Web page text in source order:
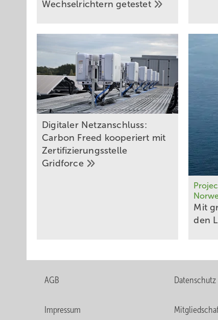
Wechselrichterngetestet
Digitaler Netzanschluss:
Carbon Freed kooperiert mit
Zertifizierungsstelle
Gridforce
Mit
den
AGB Datenschutz
Impressum